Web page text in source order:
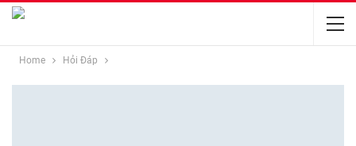
Home Hỏi Đáp